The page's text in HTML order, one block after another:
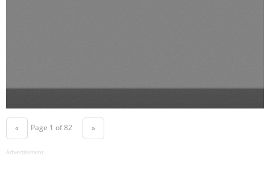
« Page 1 of 82 »
Advertisement